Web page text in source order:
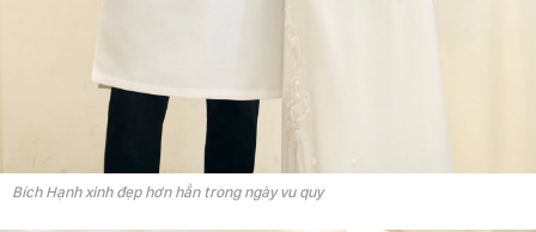
Bích Hạnh xinh đẹp hơn hẳn trong ngày vu quy